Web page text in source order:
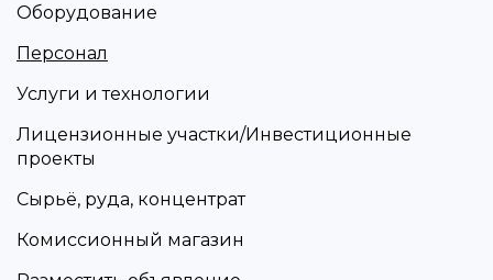
Оборудование
Персонал
Услуги и технологии
Лицензионные участки/Инвестиционные
проекты
Сырьё, руда, концентрат
Комиссионный магазин